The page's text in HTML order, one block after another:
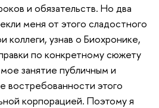
и обязательств. Но два
меня от этого сладостного
коллеги, узнав о Биохронике,
по конкретному сюжету
занятие публичным и
востребованности этого
корпорацией. Поэтому я